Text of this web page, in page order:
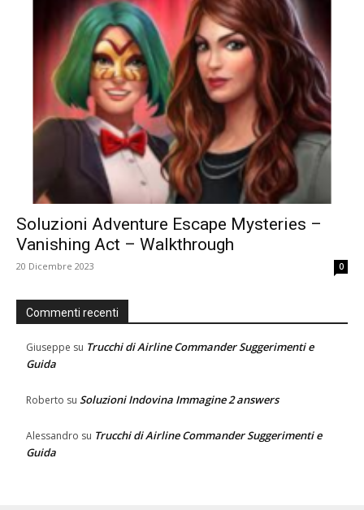
Soluzioni Adventure Escape Mysteries –
Vanishing Act – Walkthrough
20 Dicembre 2023 0
Commenti recenti
Giuseppe su Trucchi di Airline Commander Suggerimenti e
Guida
Roberto su Soluzioni Indovina Immagine 2 answers
Alessandro su Trucchi di Airline Commander Suggerimenti e
Guida